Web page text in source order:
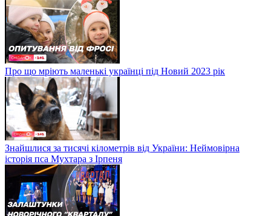
Про що мріють маленькі українці під Новий 2023 рік
Знайшлися за тисячі кілометрів від України: Неймовірна
історія пса Мухтара з Ірпеня